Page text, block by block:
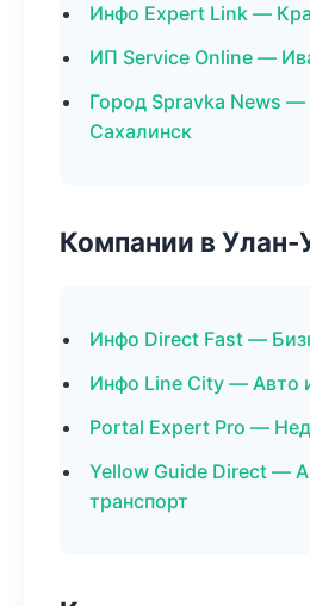
Инфо Expert Link —
ИП Service Online —
Город Spravka News
Сахалинск
Компании в Улан-
Инфо Direct Fast —
Инфо Line City — Авто
Portal Expert Pro —
Yellow Guide Direct —
транспорт